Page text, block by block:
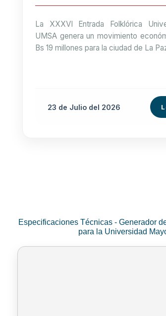
La XXXVI Entrada Folklórica
UMSA genera un movimiento
Bs 19 millones para la ciudad de La
23 de Julio del 2026
Especificaciones Técnicas - Generador
para la Universidad